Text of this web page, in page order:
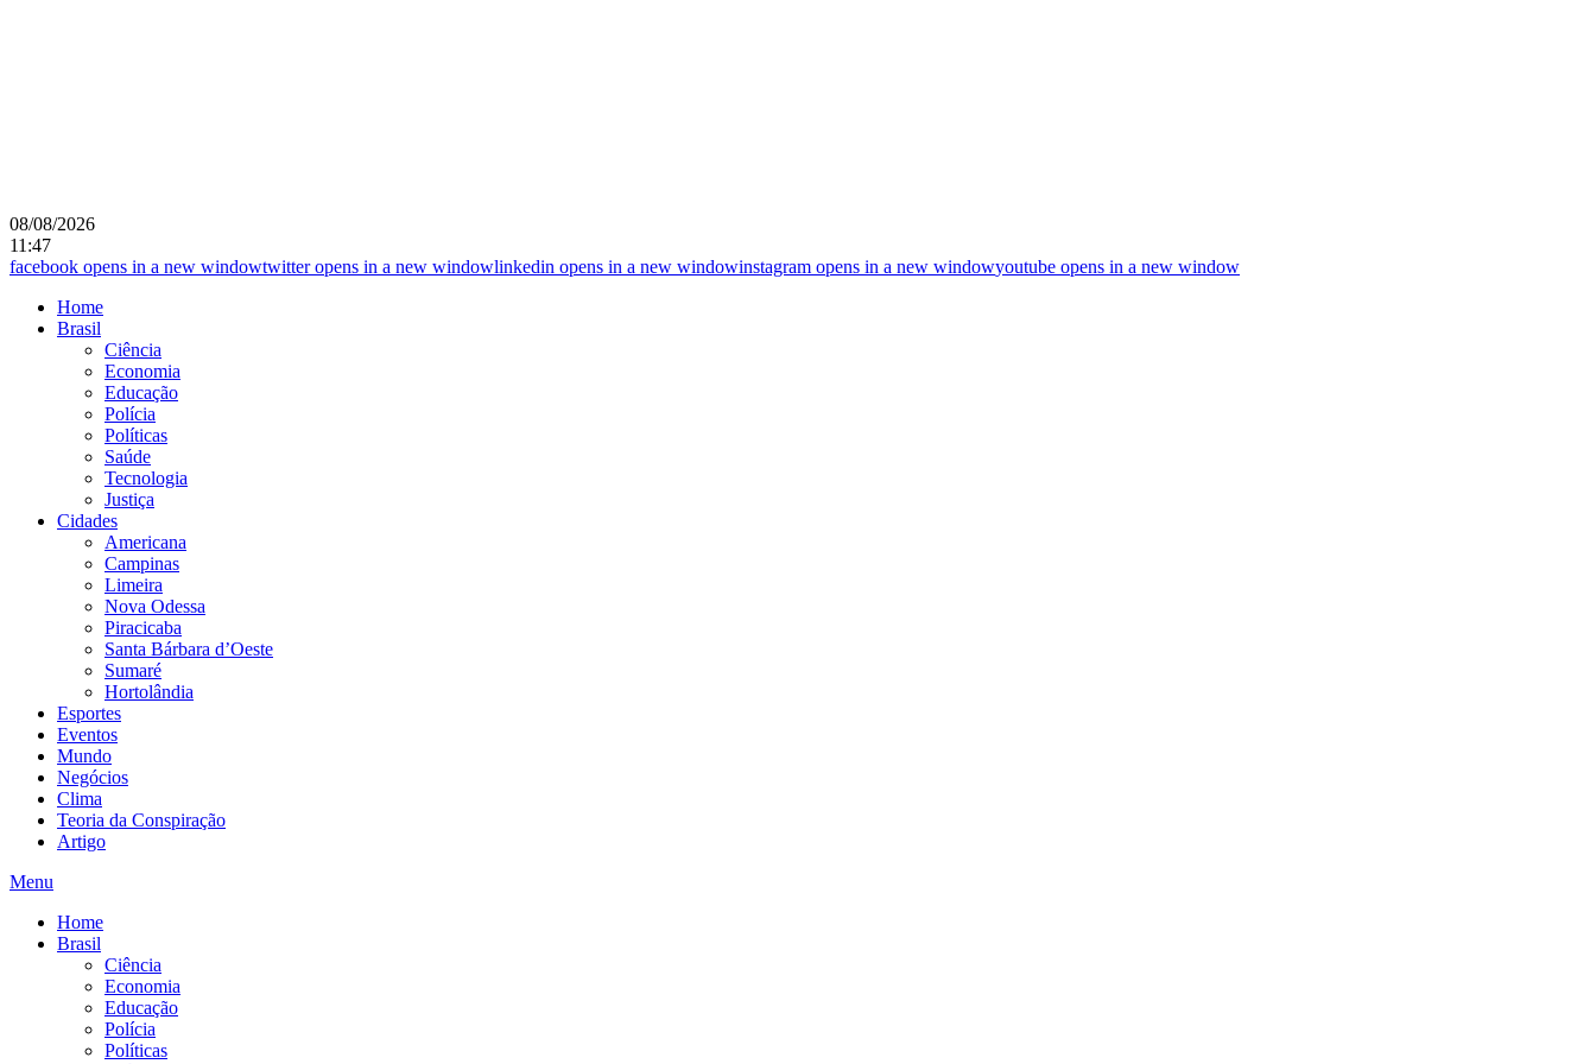
08/08/2026
11:47
facebook opens in a new windowtwitteropens in a new windowlinkedin opens in a new windowinstagram opens in a new windowyoutube opens in a new window
Home
Brasil
Ciência
Economia
Educação
Polícia
Políticas
Saúde
Tecnologia
Justiça
Cidades
Americana
Campinas
Limeira
Nova Odessa
Piracicaba
Santa Bárbara d’Oeste
Sumaré
Hortolândia
Esportes
Eventos
Mundo
Negócios
Clima
Teoria da Conspiração
Artigo
Menu
Home
Brasil
Ciência
Economia
Educação
Polícia
Políticas